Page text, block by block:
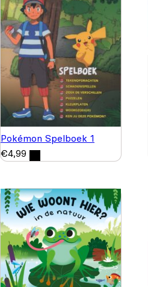
Pokémon Spelboek 1
€4,99